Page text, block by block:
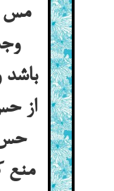
مس
باشد
از
حس
منع